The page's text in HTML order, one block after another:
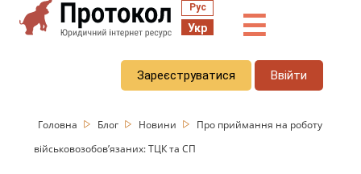
Рус
Укр ☰
Зареєструватися Ввійти
Головна Блог Новини
Про приймання на роботу
військовозобов’язаних: ТЦК та СП